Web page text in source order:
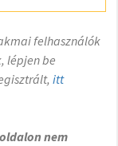
felhasználók
lépjen be
itt
nem